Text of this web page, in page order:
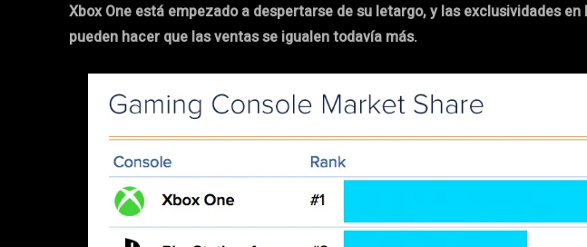
Xbox One está empezado a despertarse de su letargo, y las exclusividades
pueden hacer que las ventas se igualen todavía más.